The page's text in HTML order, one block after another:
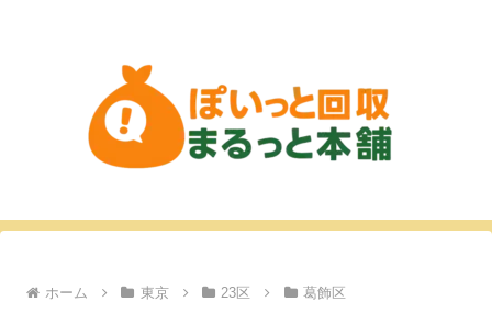
ホーム 東京 23区 葛飾区